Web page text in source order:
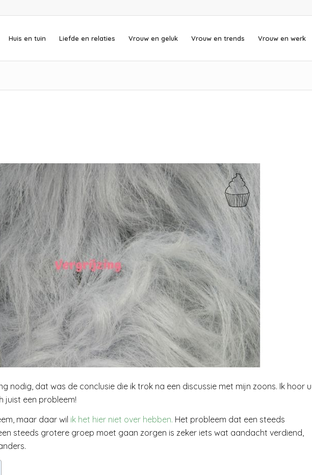
Huis en tuin Liefde en relaties Vrouw en geluk Vrouw en trends Vrouw en werk
nodig, dat was de conclusie die ik trok na een discussie met mijn zoons. Ik hoor u
juist een probleem!
maar daar wil ik het hier niet over hebben. Het probleem dat een steeds
steeds grotere groep moet gaan zorgen is zeker iets wat aandacht verdiend,